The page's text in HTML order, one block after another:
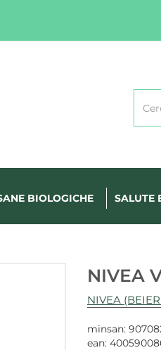
BIOLOGICHE SALUTE
NIVEA
NIVEA
minsan:
ean: